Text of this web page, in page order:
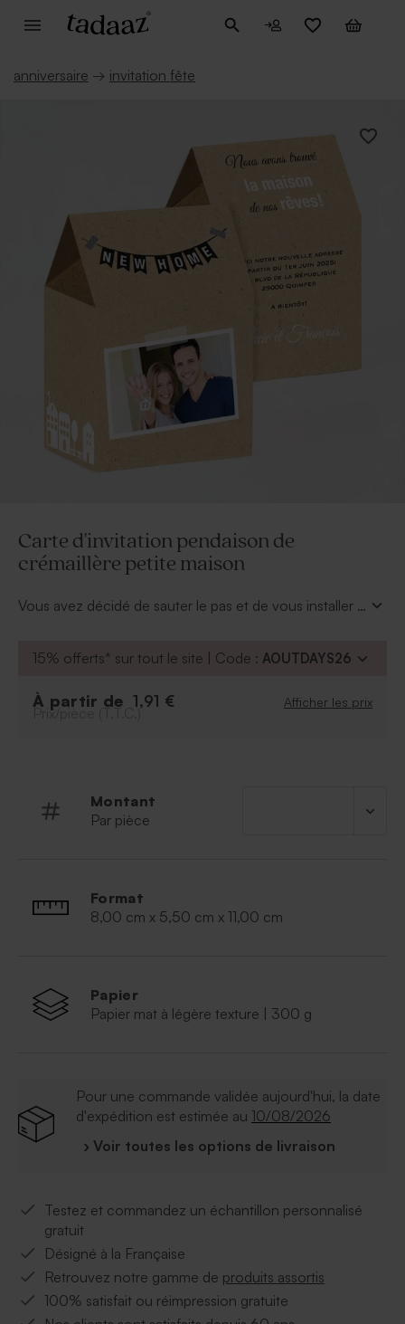
anniversaire → invitation fête
Carte d'invitation pendaison de
crémaillère petite maison
Vous avez décidé de sauter le pas et de vous installer à
faire découvrir votre petit nid douillet. Ils seront surpris
crémaillère petite maison
et ravis d'être conviés ! À
15% offerts* sur tout le site | Code : AOUTDAYS26
À partir de 1,91 € Afficher les prix
Prix/pièce (T.T.C.)
Montant
Par pièce
Format
8,00 cm x 5,50 cm x 11,00 cm
Papier
Papier mat à légère texture | 300 g
Pour une commande validée aujourd'hui, la date
d'expédition est estimée au 10/08/2026
› Voir toutes les options de livraison
Testez et commandez un échantillon personnalisé
gratuit
Désigné à la Française
Retrouvez notre gamme de produits assortis
100% satisfait ou réimpression gratuite